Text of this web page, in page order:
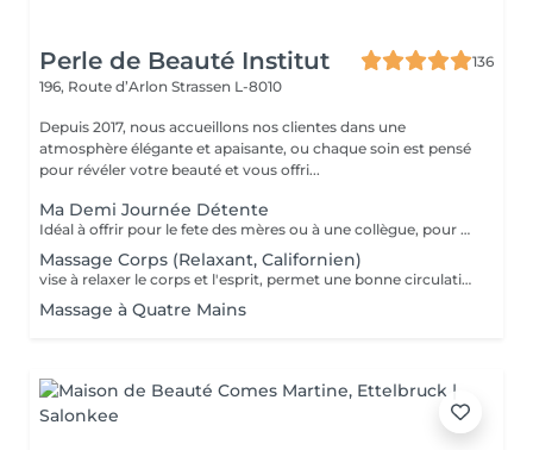
Perle de Beauté Institut
136
196, Route d’Arlon Strassen L-8010
Depuis 2017, nous accueillons nos clientes dans une
atmosphère élégante et apaisante, ou chaque soin est pensé
pour révéler votre beauté et vous offri...
Ma Demi Journée Détente
Idéal à offrir pour le fete des mères ou à une collègue, pour un anniversaire, pour faire se faire plaisir et se détendre tout simplement. Il contient les soins suivants : Un massage relaxant de 60 min pour le corps + Soin du visage MosaïqueModelante+ spa paraffine les mains + spa paraffine les pieds
Massage Corps (Relaxant, Californien)
vise à relaxer le corps et l'esprit, permet une bonne circulation des flux sanguins et énergétiques dans le corps, assouplit les muscles, tonifie la peau.
Massage à Quatre Mains